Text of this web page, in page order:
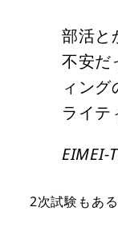
部活と
不安だ
ィン
ライテ
EIMEI-
2次試験もあ